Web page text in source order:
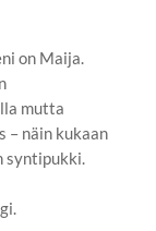
on Maija.
mutta
– näin kukaan
syntipukki.